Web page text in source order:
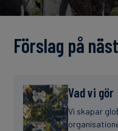
Förslag på
Vad vi gör
Vi skapar